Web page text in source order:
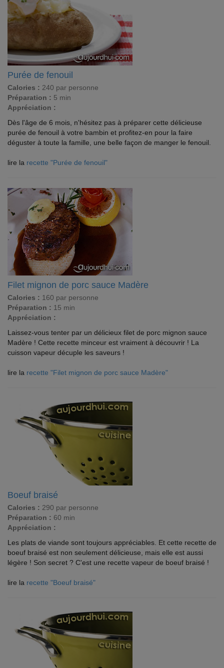
Purée de fenouil
Calories : 240 par personne
Préparation : 5 min
Appréciation :
Dès l'âge de 6 mois, n'hésitez pas à préparer cette délicieuse
purée de fenouil à votre bambin et profitez-en pour la faire
déguster à toute la famille, une belle façon de manger le fenouil.
lire la recette "Purée de fenouil"
Filet mignon de porc sauce Madère
Calories : 160 par personne
Préparation : 15 min
Appréciation :
Laissez-vous tenter par un délicieux filet de porc mignon sauce
Madère ! Cette recette minceur est vraiment à découvrir ! La
cuisson vapeur décuple les saveurs !
lire la recette "Filet mignon de porc sauce Madère"
Boeuf braisé
Calories : 290 par personne
Préparation : 60 min
Appréciation :
Les plats de viande sont toujours appréciables. Et cette recette de
boeuf braisé est non seulement délicieuse, mais elle est aussi
légère ! Son secret ? C'est une recette vapeur de boeuf braisé !
lire la recette "Boeuf braisé"